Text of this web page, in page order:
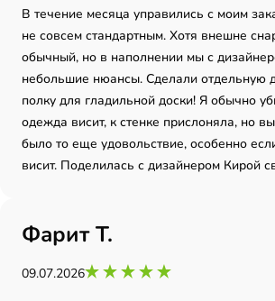
В течение месяца управились с моим
не совсем стандартным. Хотя внешне
обычный, но в наполнении мы с
небольшие нюансы. Сделали отдельную
полку для гладильной доски! Я обычно
одежда висит, к стенке прислоняла, но
было то еще удовольствие, особенно
висит. Поделилась с дизайнером Кирой
Фарит Т.
09.07.2026